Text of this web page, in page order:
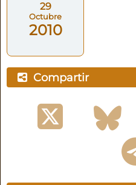
29
Octubre
2010
Compartir